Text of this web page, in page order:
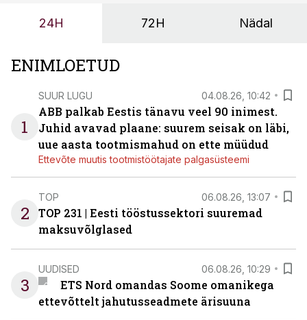
OÜ tegevjuht Sander Mitendorf.
24H 72H Nädal
ENIMLOETUD
1
SUUR LUGU 04.08.26, 10:42
ABB palkab Eestis tänavu veel 90 inimest.
Juhid avavad plaane: suurem seisak on läbi,
uue aasta tootmismahud on ette müüdud
Ettevõte muutis tootmistöötajate palgasüsteemi
2
TOP 06.08.26, 13:07
TOP 231 | Eesti tööstussektori suuremad
maksuvõlglased
3
UUDISED 06.08.26, 10:29
ETS Nord omandas Soome omanikega
ettevõttelt jahutusseadmete ärisuuna